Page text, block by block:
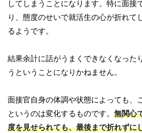
してしまうことになります。特に面接
り、態度のせいで就活生の心が折れて
るようです。
結果余計に話がうまくできなくなった
うということになりかねません。
面接官自身の体調や状態によっても、
というのは変化するものです。 無関心
度を見せられても、最後まで折れずに